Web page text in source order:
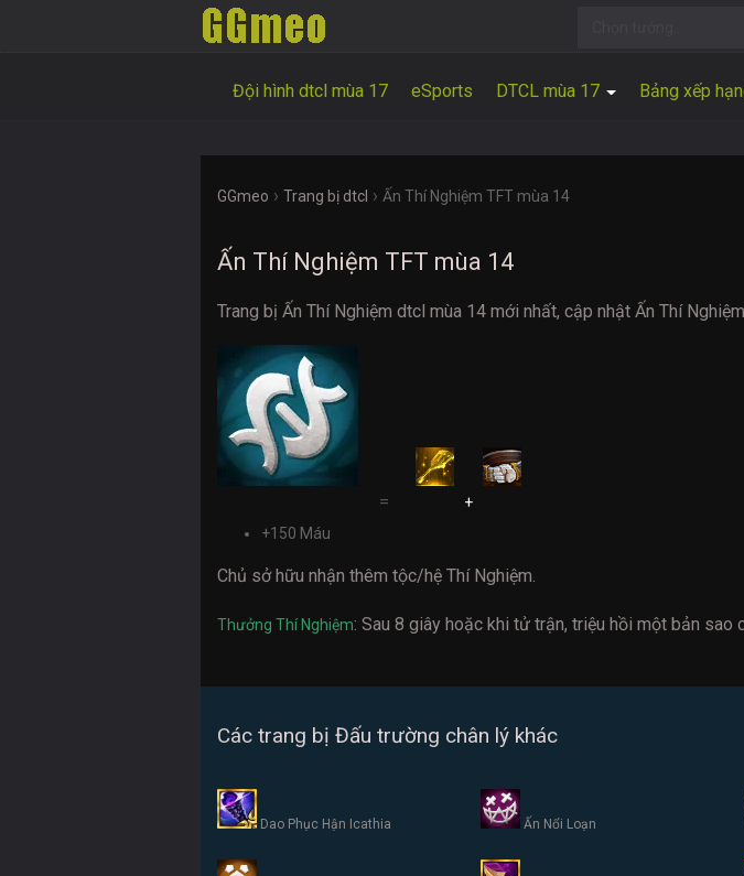
Đội hình dtcl mùa 17 eSports DTCL mùa 17 Bảng xếp
GGmeo › Trang bị dtcl › Ấn Thí Nghiệm TFT mùa 14
Ấn Thí Nghiệm TFT mùa 14
Trang bị Ấn Thí Nghiệm dtcl mùa 14 mới nhất, cập nhật Ấn Thí
=
+
+150 Máu
Chủ sở hữu nhận thêm tộc/hệ Thí Nghiệm.
Thưởng Thí Nghiệm: Sau 8 giây hoặc khi tử trận, triệu hồi một bản sao
Các trang bị Đấu trường chân lý khác
Dao Phục Hận Icathia Ấn Nổi Loạn